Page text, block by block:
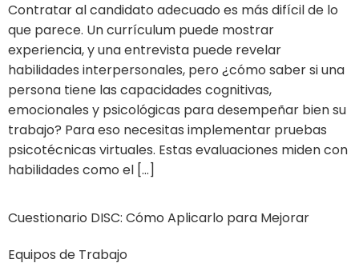
Contratar al candidato adecuado es más difícil de lo
que parece. Un currículum puede mostrar
experiencia, y una entrevista puede revelar
habilidades interpersonales, pero ¿cómo saber si una
persona tiene las capacidades cognitivas,
emocionales y psicológicas para desempeñar bien su
trabajo? Para eso necesitas implementar pruebas
psicotécnicas virtuales. Estas evaluaciones miden con
habilidades como el […]
Cuestionario DISC: Cómo Aplicarlo para Mejorar
Equipos de Trabajo